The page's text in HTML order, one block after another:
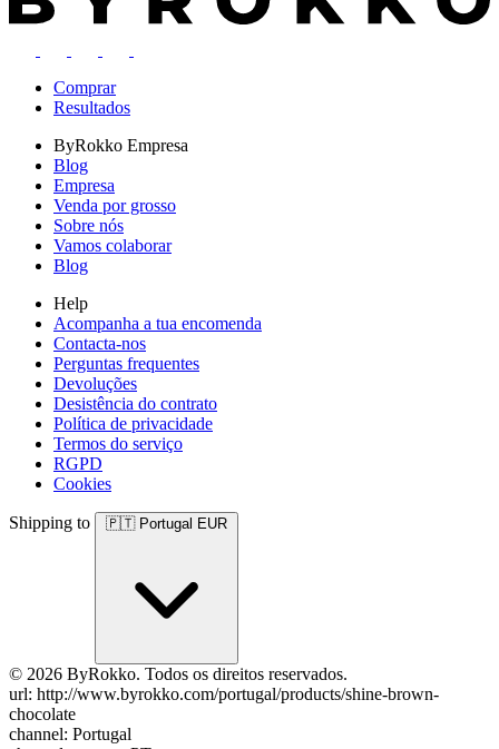
Comprar
Resultados
ByRokko Empresa
Blog
Empresa
Venda por grosso
Sobre nós
Vamos colaborar
Blog
Help
Acompanha a tua encomenda
Contacta-nos
Perguntas frequentes
Devoluções
Desistência do contrato
Política de privacidade
Termos do serviço
RGPD
Cookies
Shipping to 🇵🇹 Portugal EUR
© 2026 ByRokko. Todos os direitos reservados.
url: http://www.byrokko.com/portugal/products/shine-brown-
chocolate
channel: Portugal